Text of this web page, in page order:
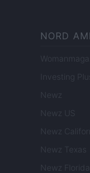
NORD
Investing Plus
Newz
Newz US
Newz
Newz Texas
Newz Florida